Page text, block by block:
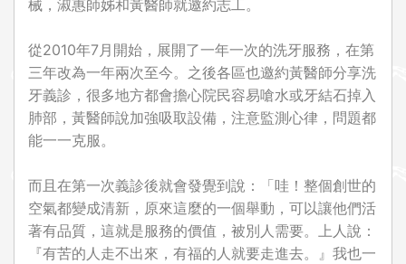
械，淑惠師姊和黃醫師就邀約志工。
從2010年7月開始，展開了一年一次的洗牙服務，在第
三年改為一年兩次至今。之後各區也邀約黃醫師分享洗
牙義診，很多地方都會擔心院民容易嗆水或牙結石掉入
肺部，黃醫師說加強吸取設備，注意監測心律，問題都
能一一克服。
而且在第一次義診後就會發覺到說：「哇！整個創世的
空氣都變成清新，原來這麼的一個舉動，可以讓他們活
著有品質，這就是服務的價值，被別人需要。上人說：
『有苦的人走不出來，有福的人就要走進去。』我也一